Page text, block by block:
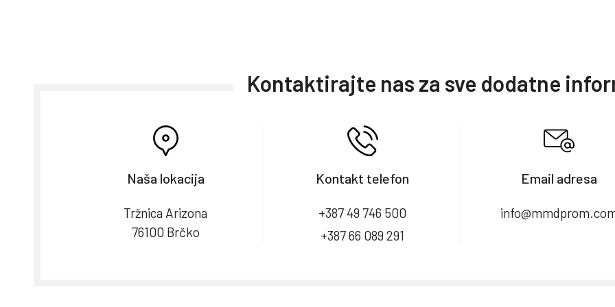
Kontaktirajte nas za sve dodatne
Naša lokacija
Tržnica Arizona
76100 Brčko
Kontakt telefon
+387 49 746 500
+387 66 089 291
Email adresa